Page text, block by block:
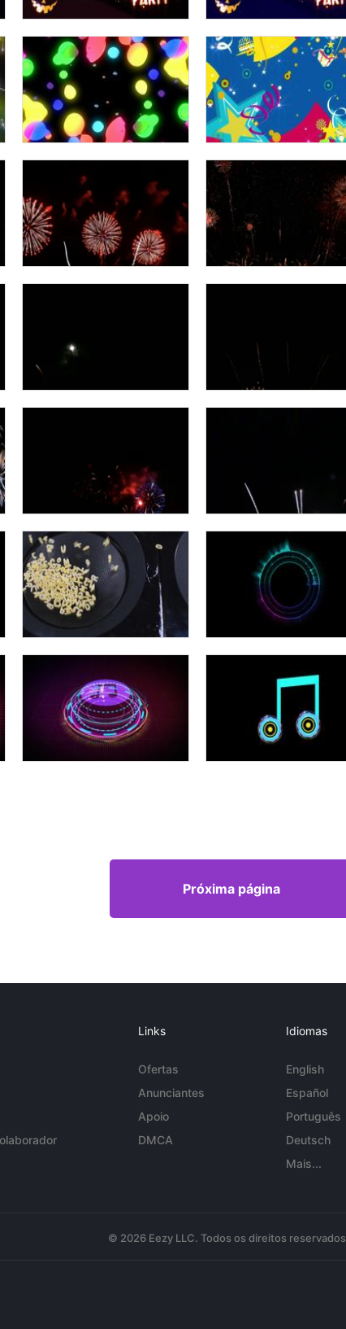
Próxima página
Links
Ofertas
Anunciantes
Apoio
DMCA
Idiomas
English
Español
Português
Deutsch
Mais...
© 2026 Eezy LLC. Todos os direitos reservados